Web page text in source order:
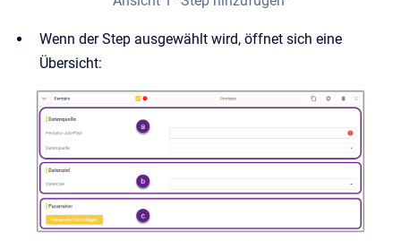
Wenn der Step ausgewählt wird, öffnet sich eine
Übersicht: